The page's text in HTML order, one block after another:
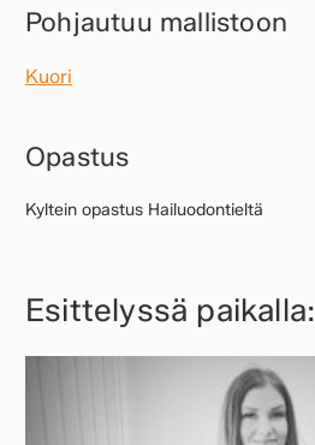
Pohjautuu mallistoon
Kuori
Opastus
Kyltein opastus Hailuodontieltä
Esittelyssä paikalla: